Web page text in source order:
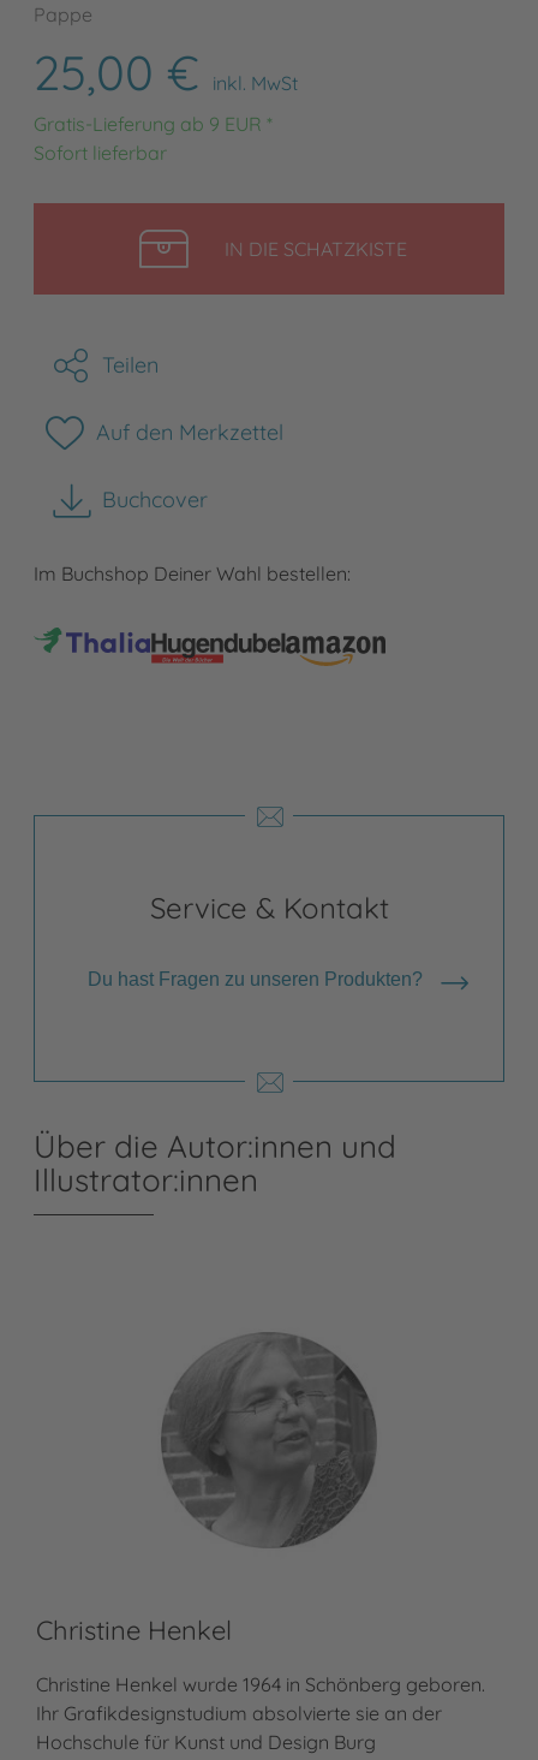
Pappe
25,00 €
inkl. MwSt
Gratis-Lieferung ab 9 EUR *
Sofort lieferbar
IN DIE SCHATZKISTELEGEN
Teilen
Auf den Merkzettel
Buchcover
herunterladen
Im Buchshop Deiner Wahl bestellen:
Service & Kontakt
Du hast Fragen zu unseren Produkten?
Über die Autor:innen und
Illustrator:innen
Christine Henkel
Christine Henkel wurde 1964 in Schönberg geboren.
Ihr Grafikdesignstudium absolvierte sie an der
Hochschule für Kunst und Design Burg